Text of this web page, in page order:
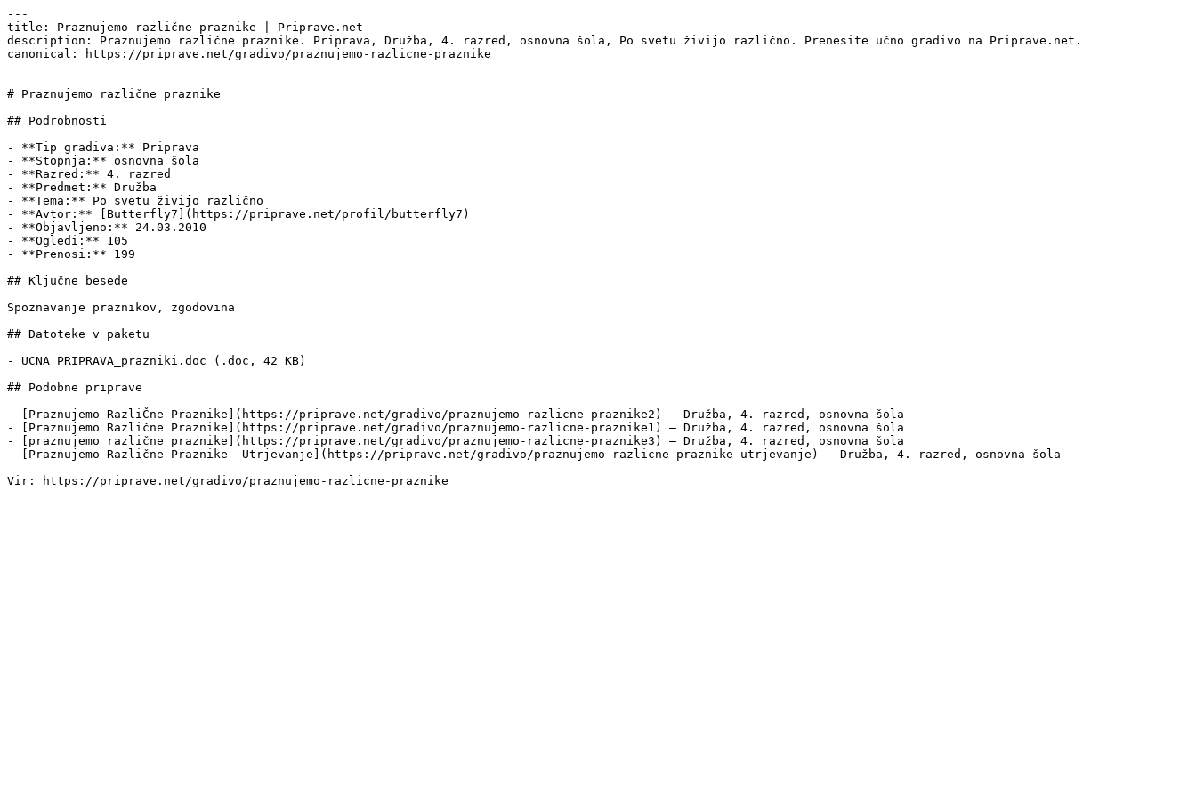
---
title: Praznujemo različne praznike | Priprave.net
description: Praznujemo različne praznike. Priprava, Družba, 4. razred, osnovna šola, Po svetu živijo različno. Prenesite učno gradivo na Priprave.net.
canonical: https://priprave.net/gradivo/praznujemo-razlicne-praznike
---
# Praznujemo različne praznike
## Podrobnosti
- **Tip gradiva:** Priprava
- **Stopnja:** osnovna šola
- **Razred:** 4. razred
- **Predmet:** Družba
- **Tema:** Po svetu živijo različno
- **Avtor:** [Butterfly7](https://priprave.net/profil/butterfly7)
- **Objavljeno:** 24.03.2010
- **Ogledi:** 105
- **Prenosi:** 199
## Ključne besede
Spoznavanje praznikov, zgodovina
## Datoteke v paketu
- UCNA PRIPRAVA_prazniki.doc (.doc, 42 KB)
## Podobne priprave
- [Praznujemo RazliČne Praznike](https://priprave.net/gradivo/praznujemo-razlicne-praznike2) — Družba, 4. razred, osnovna šola
- [Praznujemo Različne Praznike](https://priprave.net/gradivo/praznujemo-razlicne-praznike1) — Družba, 4. razred, osnovna šola
- [praznujemo različne praznike](https://priprave.net/gradivo/praznujemo-razlicne-praznike3) — Družba, 4. razred, osnovna šola
- [Praznujemo Različne Praznike- Utrjevanje](https://priprave.net/gradivo/praznujemo-razlicne-praznike-utrjevanje) — Družba, 4. razred, osnovna šola